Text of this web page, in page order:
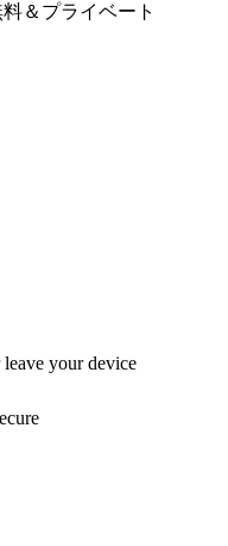
＆プライベート
leave your device